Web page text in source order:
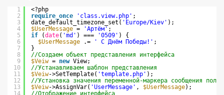
1
2
3
4
5
6
7
8
9
10
11
12
13
14
<?php
require_once
'class.view.php' ;
date_default_timezone_set( 'Europe/Kiev' );
$UserMessage = 'Артём' ;
if
(date( 'md' ) === '0509' ) {
$UserMessage
.= ' С Днём Победы!' ;
}
//Создаем объект представления интерфейса
$Veiw = new View;
//Устанавливаем шаблон представления
$Veiw->SetTemplate( 'template.php' );
//Установка значения переменной-маркера сообщения
$Veiw->AssignVar( 'UserMessage' , $UserMessage);
//Отображение интерфейса